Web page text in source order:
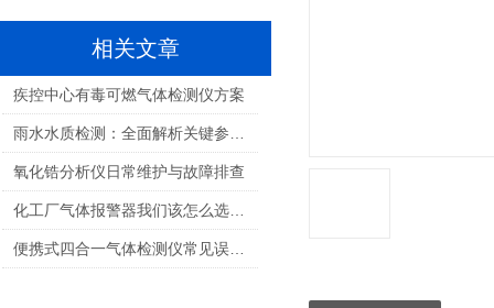
相关文章
疾控中心有毒可燃气体检测仪方案
氧化锆分析仪日常维护与故障排查